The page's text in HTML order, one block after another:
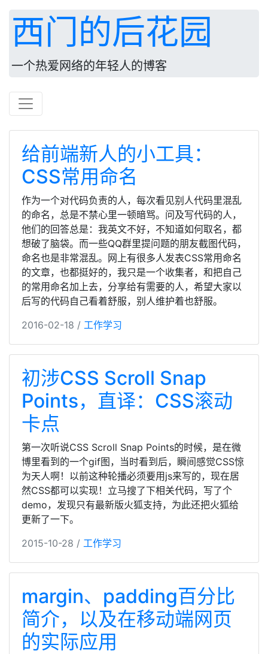
西门的后花园
一个热爱网络的年轻人的博客
给前端新人的小工具：
CSS常用命名
作为一个对代码负责的人，每次看见别人代码里混乱
的命名，总是不禁心里一顿暗骂。问及写代码的人，
他们的回答总是：我英文不好，不知道如何取名，都
想破了脑袋。而一些QQ群里提问题的朋友截图代码，
命名也是非常混乱。网上有很多人发表CSS常用命名
的文章，也都挺好的，我只是一个收集者，和把自己
的常用命名加上去，分享给有需要的人，希望大家以
后写的代码自己看着舒服，别人维护着也舒服。
2016-02-18 / 工作学习
初涉CSS Scroll Snap
Points，直译：CSS滚动
卡点
第一次听说CSS Scroll Snap Points的时候，是在微
博里看到的一个gif图，当时看到后，瞬间感觉CSS惊
为天人啊！以前这种轮播必须要用js来写的，现在居
然CSS都可以实现！立马搜了下相关代码，写了个
demo，发现只有最新版火狐支持，为此还把火狐给
更新了一下。
2015-10-28 / 工作学习
margin、padding百分比
简介，以及在移动端网页
的实际应用